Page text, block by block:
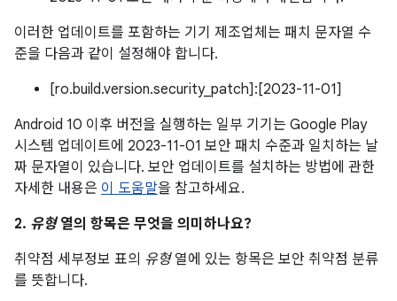
이러한 업데이트를 포함하는 기기 제조업체는 패치 문자열 수
준을 다음과 같이 설정해야 합니다.
[ro.build.version.security_patch]:[2023-11-01]
Android 10 이후 버전을 실행하는 일부 기기는 Google Play
시스템 업데이트에 2023-11-01 보안 패치 수준과 일치하는 날
짜 문자열이 있습니다. 보안 업데이트를 설치하는 방법에 관한
자세한 내용은 이 도움말을 참고하세요.
2. 유형열의 항목은 무엇을 의미하나요?
취약점 세부정보 표의 유형열에 있는 항목은 보안 취약점 분류
를 뜻합니다.